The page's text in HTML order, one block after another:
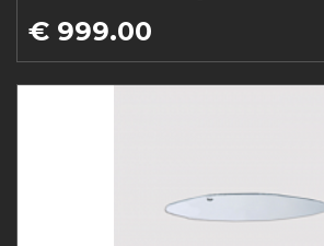
€ 999.00